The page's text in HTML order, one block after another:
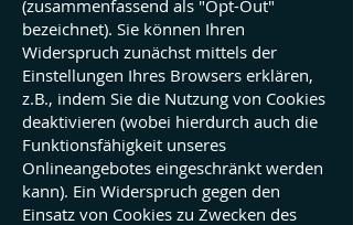
(zusammenfassend als "Opt-Out"
bezeichnet). Sie können Ihren
Widerspruch zunächst mittels der
Einstellungen Ihres Browsers erklären,
z.B., indem Sie die Nutzung von Cookies
deaktivieren (wobei hierdurch auch die
Funktionsfähigkeit unseres
Onlineangebotes eingeschränkt werden
kann). Ein Widerspruch gegen den
Einsatz von Cookies zu Zwecken des